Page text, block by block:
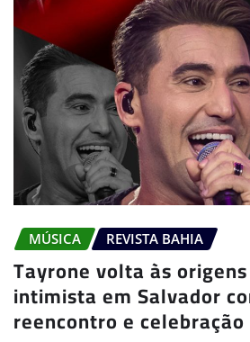
MÚSICA REVISTA BAHIA
Tayrone volta às
intimista em Salvador
reencontro e